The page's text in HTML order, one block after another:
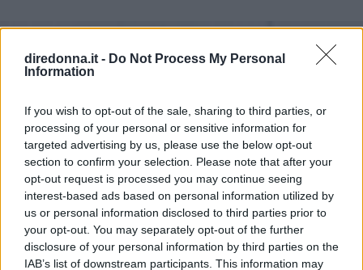
diredonna.it - Do Not Process My Personal
Information
If you wish to opt-out of the sale, sharing to third parties, or
processing of your personal or sensitive information for
targeted advertising by us, please use the below opt-out
section to confirm your selection. Please note that after your
opt-out request is processed you may continue seeing
interest-based ads based on personal information utilized by
us or personal information disclosed to third parties prior to
your opt-out. You may separately opt-out of the further
disclosure of your personal information by third parties on the
IAB’s list of downstream participants. This information may
utilizzare per la realizzazione di questa ricetta sono quelli
di colore giallo e rosso e, al loro acquisto, dovranno essere
belli sodi, dal colore brillante e senza macchie segno
C e A, sali minerali e carotenoidi. Per realizzare questa
ricetta bisognerà porre particolare attenzione alla pulizia e
alla sterilizzazione dei vasetti in modo tale che non
formino nel tempo batteri nocivi alla nostra salute.
Preparazione Peperoni in agrodolce Lavate i peperoni e
puliteli togliendo i semi e i filamenti interni. Tagliateli a
listarelle non troppo sottili. In una pentola versate l'acqua
con l'aceto, lo zucchero e una presa abbondante di sale.
Portate a bollore e quando lo zucchero si sarà sciolto